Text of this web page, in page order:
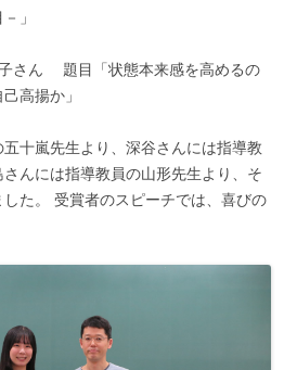
」
ん 題目「状態本来感を高めるの
高揚か」
十嵐先生より、深谷さんには指導教
んには指導教員の山形先生より、そ
た。 受賞者のスピーチでは、喜びの